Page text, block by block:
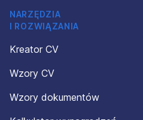
NARZĘDZIA
I ROZWIĄZANIA
Kreator CV
Wzory CV
Wzory dokumentów